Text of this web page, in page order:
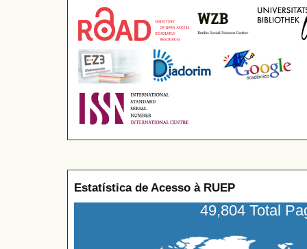
Estatística de Acesso à RUEP
49,804 Total